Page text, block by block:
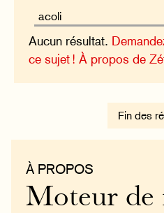
Aucun résultat.
ce sujet ! À propos de
Fin des
À PROPOS
Moteur de